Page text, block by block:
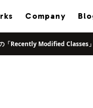
Company
「Recently Modified Classes